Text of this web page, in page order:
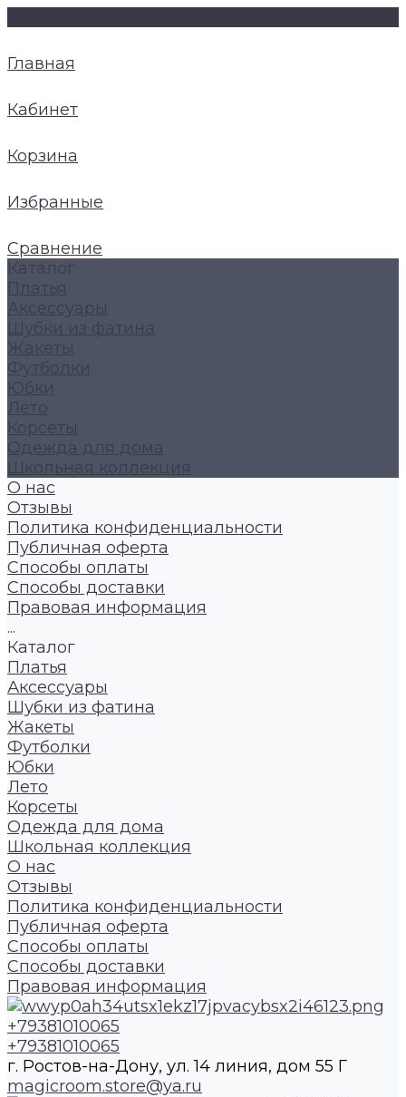
Главная
Кабинет
Корзина
Избранные
Сравнение
Каталог
Платья
Аксессуары
Шубки из фатина
Жакеты
Футболки
Юбки
Лето
Корсеты
Одежда для дома
Школьная коллекция
О нас
Отзывы
Политика конфиденциальности
Публичная оферта
Способы оплаты
Способы доставки
Правовая информация
...
Каталог
Платья
Аксессуары
Шубки из фатина
Жакеты
Футболки
Юбки
Лето
Корсеты
Одежда для дома
Школьная коллекция
О нас
Отзывы
Политика конфиденциальности
Публичная оферта
Способы оплаты
Способы доставки
Правовая информация
+79381010065
+79381010065
г. Ростов-на-Дону, ул. 14 линия, дом 55 Г
magicroom.store@ya.ru